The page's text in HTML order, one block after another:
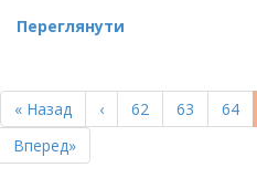
Переглянути
НА
СТОРІНКИ
Перша
сторінка
« Назад
Попередня
сторінка
‹ Page
62 Page
63 Page
64
Остання
сторінка
Вперед»